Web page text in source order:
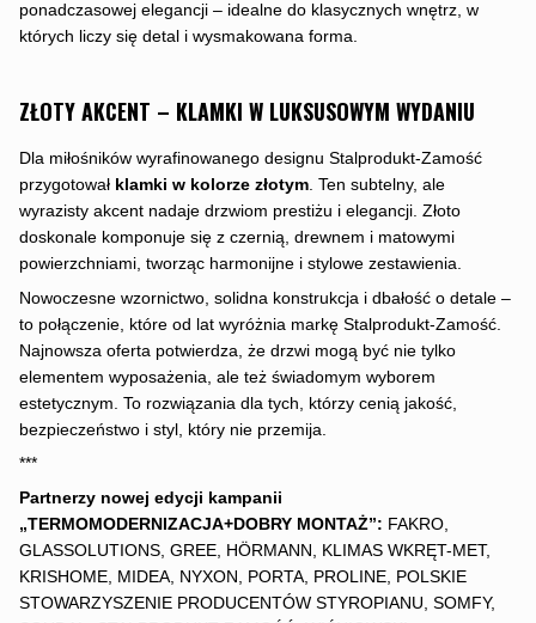
ponadczasowej elegancji – idealne do klasycznych wnętrz, w
których liczy się detal i wysmakowana forma.
ZŁOTY AKCENT – KLAMKI W LUKSUSOWYM WYDANIU
Dla miłośników wyrafinowanego designu Stalprodukt-Zamość
przygotował klamki w kolorze złotym. Ten subtelny, ale
wyrazisty akcent nadaje drzwiom prestiżu i elegancji. Złoto
doskonale komponuje się z czernią, drewnem i matowymi
powierzchniami, tworząc harmonijne i stylowe zestawienia.
Nowoczesne wzornictwo, solidna konstrukcja i dbałość o detale –
to połączenie, które od lat wyróżnia markę Stalprodukt-Zamość.
Najnowsza oferta potwierdza, że drzwi mogą być nie tylko
elementem wyposażenia, ale też świadomym wyborem
estetycznym. To rozwiązania dla tych, którzy cenią jakość,
bezpieczeństwo i styl, który nie przemija.
***
Partnerzy nowej edycji kampanii
„TERMOMODERNIZACJA+DOBRY MONTAŻ”: FAKRO,
GLASSOLUTIONS, GREE, HÖRMANN, KLIMAS WKRĘT-MET,
KRISHOME, MIDEA, NYXON, PORTA, PROLINE, POLSKIE
STOWARZYSZENIE PRODUCENTÓW STYROPIANU, SOMFY,